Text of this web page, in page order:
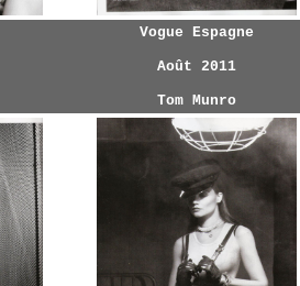
Vogue Espagne
Août 2011
Tom Munro